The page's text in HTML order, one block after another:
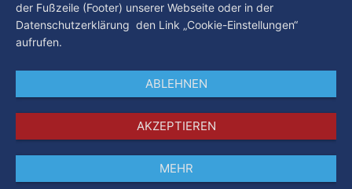
Datenschutz
der Fußzeile (Footer) unserer Webseite oder in der
Datenschutzerklärung den Link „Cookie-Einstellungen“
aufrufen.
ABLEHNEN
AKZEPTIEREN
MEHR